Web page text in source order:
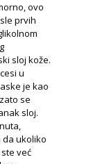
ovo
prvih
sloj kože.
u
je kao
se
sloj.
da ukoliko
već